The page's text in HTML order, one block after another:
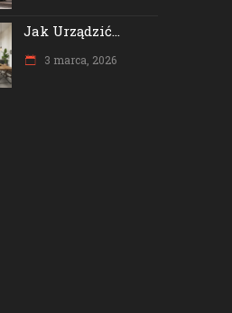
Jak Urządzić...
3 marca, 2026